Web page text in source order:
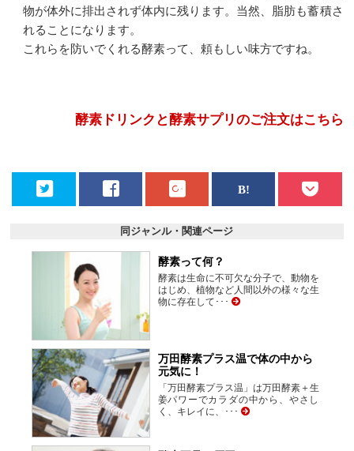
物が体外に排出されず体内に残ります。当然、脂肪も蓄積さ
れることになります。
これらを防いでくれる酵素って、頼もしい味方ですね。
酵素ドリンクと酵素サプリのご注文はこちら
同ジャンル・関連ページ
酵素って何？
酵素は生命に不可欠な分子で、動物を
はじめ、植物など人間以外の様々な生
物に存在して･･･
万田酵素プラス温で体の中から
元気に！
「万田酵素プラス温」は万田酵素＋生
姜パワーでカラダの中から、やさし
く、キレイに、･･･